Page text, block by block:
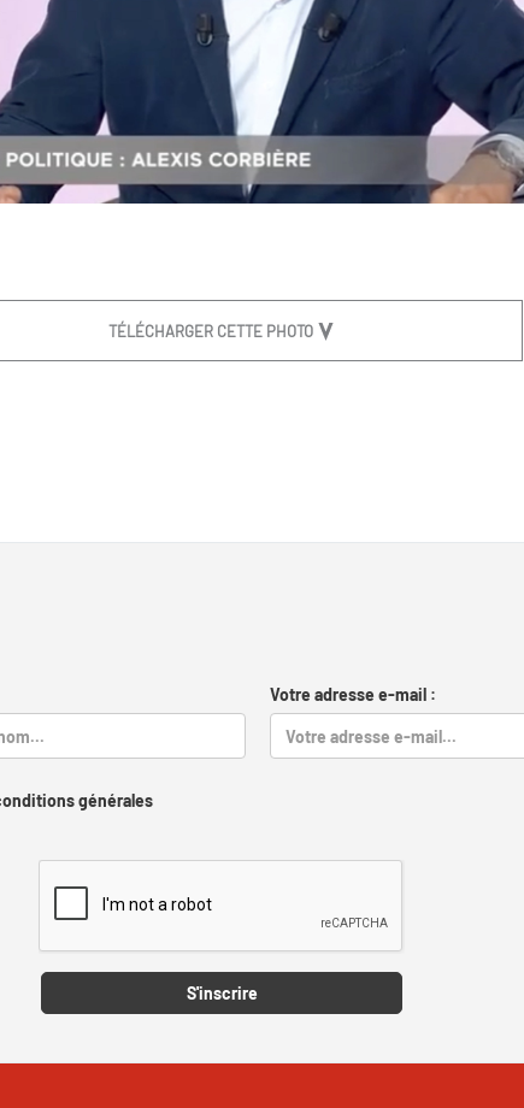
TÉLÉCHARGER CETTE PHOTO
Votre adresse e-mail :
générales
S'inscrire